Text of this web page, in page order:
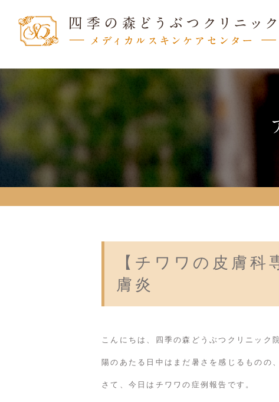
【チワワの皮膚科
膚炎
こんにちは、 四季の森どうぶつクリニック
陽のあたる日中はまだ暑さを感じるものの
さて、今日はチワワの症例報告です。